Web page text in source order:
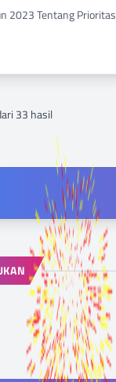
2023 Tentang Prioritas
33 hasil